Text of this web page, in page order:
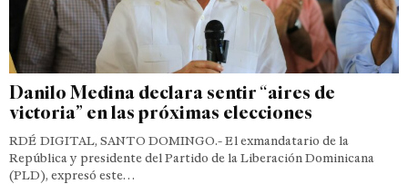
Danilo Medina declara sentir “aires de
victoria” en las próximas elecciones
RDÉ DIGITAL, SANTO DOMINGO.- El exmandatario de la
República y presidente del Partido de la Liberación Dominicana
(PLD), expresó este…